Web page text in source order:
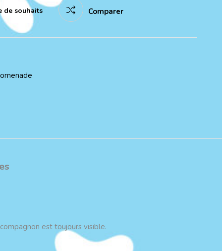
de souhaits Comparer
est toujours visible.